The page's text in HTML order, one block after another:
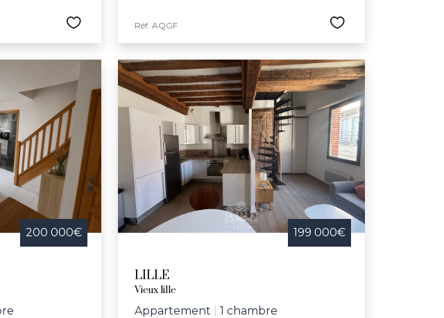
Réf. AQGF
200 000€ 199 000€
LILLE
Vieux lille
Appartement 1 chambre